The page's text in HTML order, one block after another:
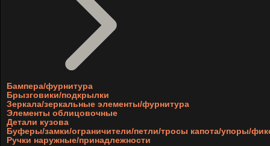
Бампера/фурнитура
Брызговики/подкрылки
Зеркала/зеркальные элементы/фурнитура
Элементы облицовочные
Детали кузова
Буферы/замки/ограничители/петли/тросы капота/упоры/
Ручки наружные/принадлежности